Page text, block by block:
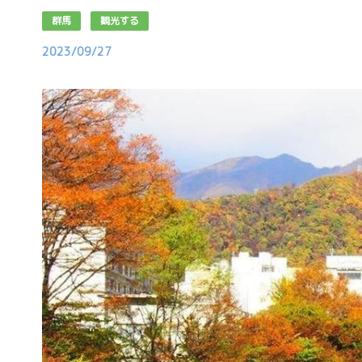
群馬 観光する
2023/09/27